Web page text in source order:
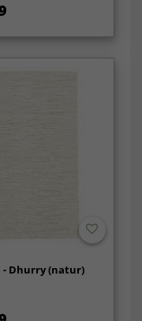
Dhurry (natur)